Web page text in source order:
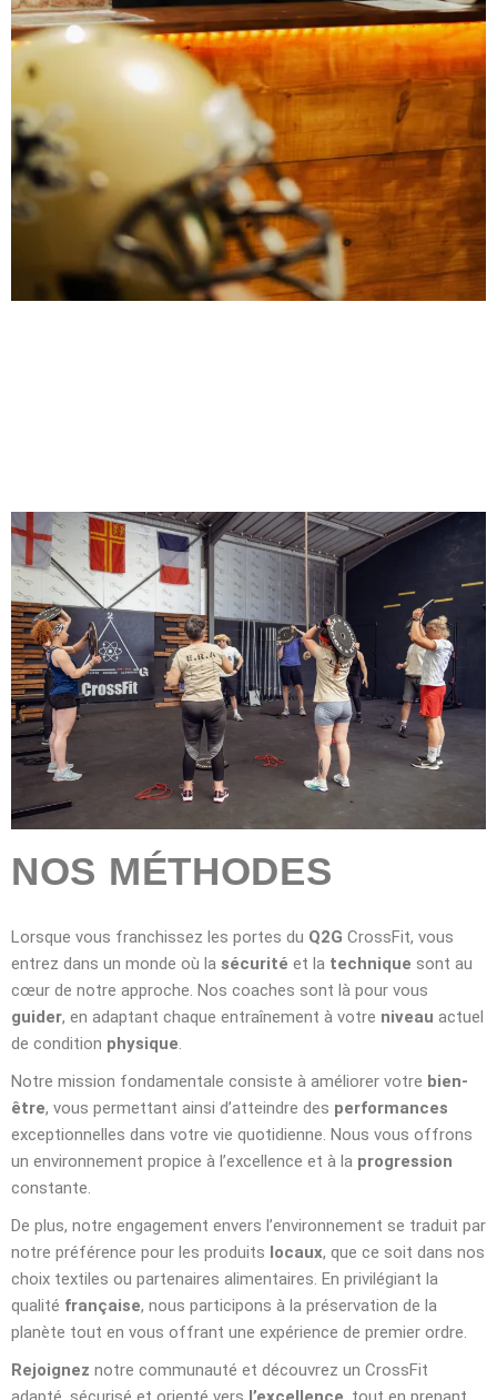
NOS MÉTHODES
Lorsque vous franchissez les portes du Q2G CrossFit, vous
entrez dans un monde où la sécurité et la technique sont au
cœur de notre approche. Nos coaches sont là pour vous
guider, en adaptant chaque entraînement à votre niveau actuel
de condition physique
Notre mission fondamentale consiste à améliorer votre bien-
être, vous permettant ainsi d’atteindre des performances
exceptionnelles dans votre vie quotidienne. Nous vous offrons
un environnement propice à l’excellence et à la progression
constante.
De plus, notre engagement envers l’environnement se traduit par
notre préférence pour les produits locaux, que ce soit dans nos
choix textiles ou partenaires alimentaires. En privilégiant la
qualité française, nous participons à la préservation de la
planète tout en vous offrant une expérience de premier ordre.
Rejoignez notre communauté et découvrez un CrossFit